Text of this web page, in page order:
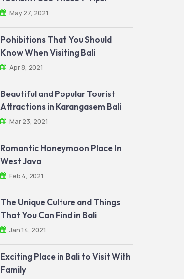
May 27, 2021
Pohibitions That You Should
Know When Visiting Bali
Apr 8, 2021
Beautiful and Popular Tourist
Attractions in Karangasem Bali
Mar 23, 2021
Romantic Honeymoon Place In
West Java
Feb 4, 2021
The Unique Culture and Things
That You Can Find in Bali
Jan 14, 2021
Exciting Place in Bali to Visit With
Family